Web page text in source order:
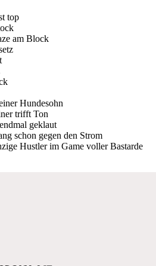
top
am Block
Hundesohn
trifft Ton
geklaut
schon gegen den Strom
Hustler im Game voller Bastarde